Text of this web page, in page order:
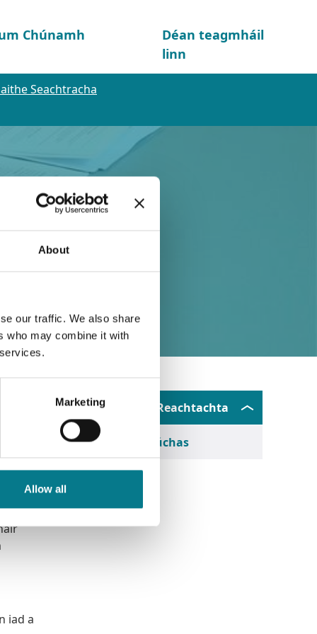
About
our traffic. We also share
who may combine it with
Marketing
Allow all
Chúnamh
Déan teagmháil
linn
Seachtracha
iad a
Nuashonruithe Reachtachta
Eolas ar Thír Dhúchas